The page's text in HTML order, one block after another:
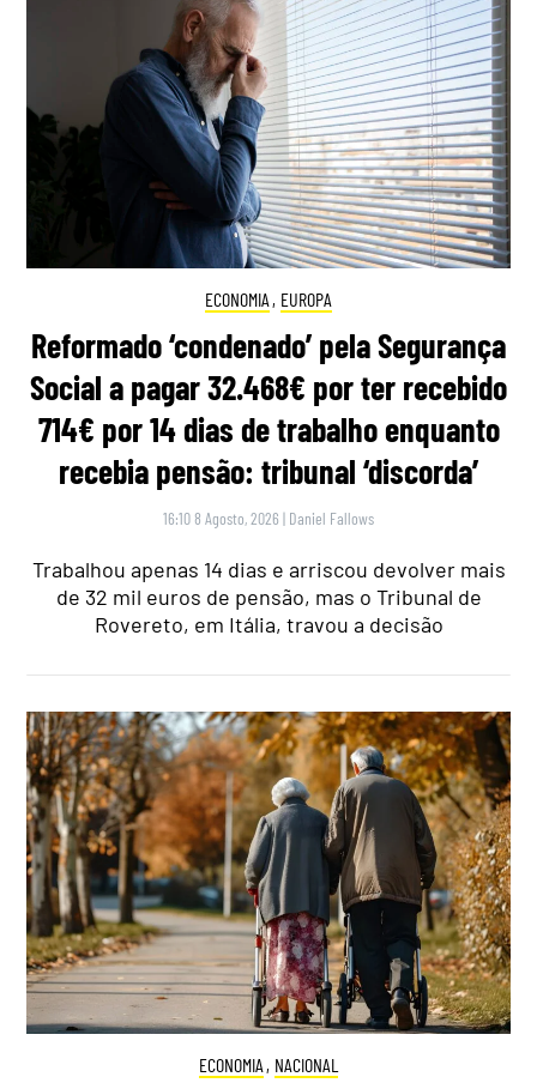
ECONOMIA , EUROPA
Reformado ‘condenado’ pela Segurança
Social a pagar 32.468€ por ter recebido
714€ por 14 dias de trabalho enquanto
recebia pensão: tribunal ‘discorda’
16:10 8 Agosto, 2026 | Daniel Fallows
Trabalhou apenas 14 dias e arriscou devolver mais
de 32 mil euros de pensão, mas o Tribunal de
Rovereto, em Itália, travou a decisão
ECONOMIA , NACIONAL